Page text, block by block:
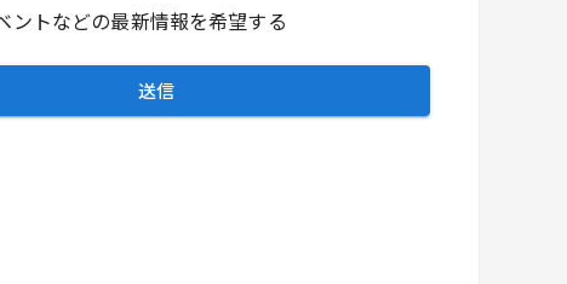
ントなどの最新情報を希望する
送信